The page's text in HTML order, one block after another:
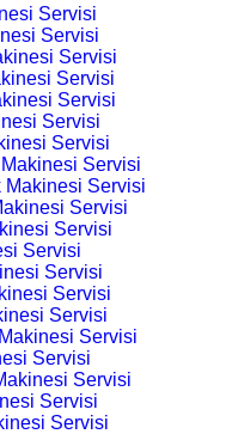
Servisi
Servisi
Servisi
Servisi
Servisi
Servisi
Servisi
Servisi
Makinesi Servisi
Servisi
Servisi
Servisi
Servisi
Servisi
Servisi
Servisi
Servisi
Servisi
Servisi
Servisi